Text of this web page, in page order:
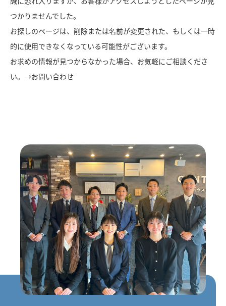
つかりませんでした。
お探しのページは、削除または名前が変更された、もしくは一時
的に使用できなくなっている可能性がございます。
お求めの情報が見つからなかった場合、お気軽にご相談くださ
い。→お問い合わせ